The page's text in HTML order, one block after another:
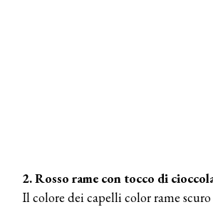
2. Rosso rame con tocco di
Il colore dei capelli color rame